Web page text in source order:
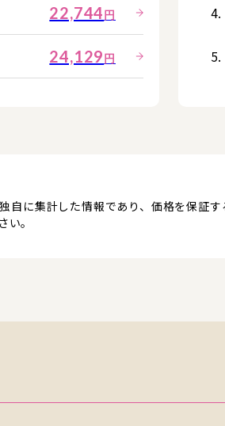
22,744円
24,129円
に集計した情報であり、価格を保証
。